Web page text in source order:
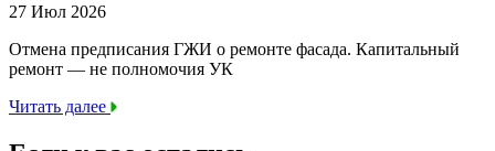
27 Июл 2026
Отмена предписания ГЖИ о ремонте фасада. Капитальный
ремонт — не полномочия УК
Читать далее